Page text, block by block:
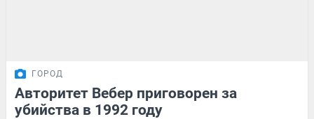
ГОРОД
Авторитет Вебер приговорен за
убийства в 1992 году